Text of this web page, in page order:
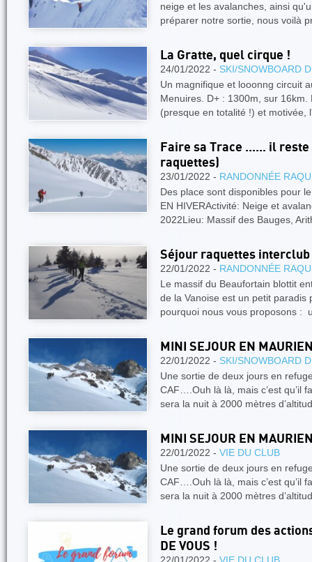
neige et les avalanches, ainsi
préparer notre sortie, nous voilà
La Gratte, quel cirque !
24/01/2022 - SKI/SNOWBOARD
Un magnifique et looonng circuit
Menuires. D+ : 1300m, sur
(presque en totalité !) et motivée,
Faire sa Trace ...... il
raquettes)
23/01/2022 - RANDONNÉE
Des place sont disponibles pour
EN HIVERActivité: Neige et
2022Lieu: Massif des Bauges,
Séjour raquettes
22/01/2022 - RANDONNÉE
Le massif du Beaufortain blottit
de la Vanoise est un petit paradis
pourquoi nous vous proposons :
MINI SEJOUR EN
22/01/2022 - SKI/SNOWBOARD
Une sortie de deux jours en
CAF….Ouh là là, mais c’est qu’il
sera la nuit à 2000 mètres
MINI SEJOUR EN
22/01/2022 - VIE DU CLUB
Une sortie de deux jours en
CAF….Ouh là là, mais c’est qu’il
sera la nuit à 2000 mètres
Le grand forum des
DE VOUS !